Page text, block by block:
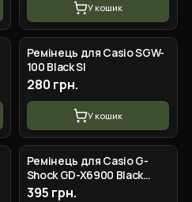
У кошик
Ремінець для Casio SGW-
100 Black SI
280 грн.
У кошик
Ремінець для Casio G-
Shock GD-X6900 Black
Black
395 грн.